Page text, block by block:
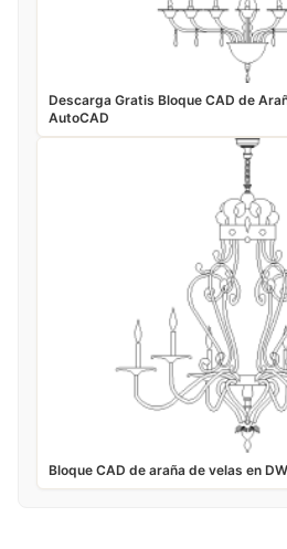
Descarga Gratis Bloque CAD de
AutoCAD
Bloque CAD de araña de velas en